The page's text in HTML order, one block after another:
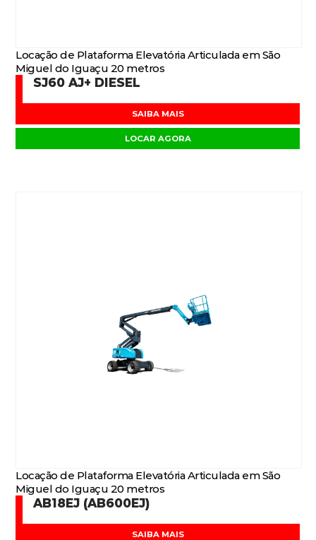
Locação de Plataforma Elevatória Articulada em São
Miguel do Iguaçu 20 metros
SJ60 AJ+ DIESEL
SAIBA MAIS
LOCAR AGORA
Locação de Plataforma Elevatória Articulada em São
Miguel do Iguaçu 20 metros
AB18EJ (AB600EJ)
SAIBA MAIS